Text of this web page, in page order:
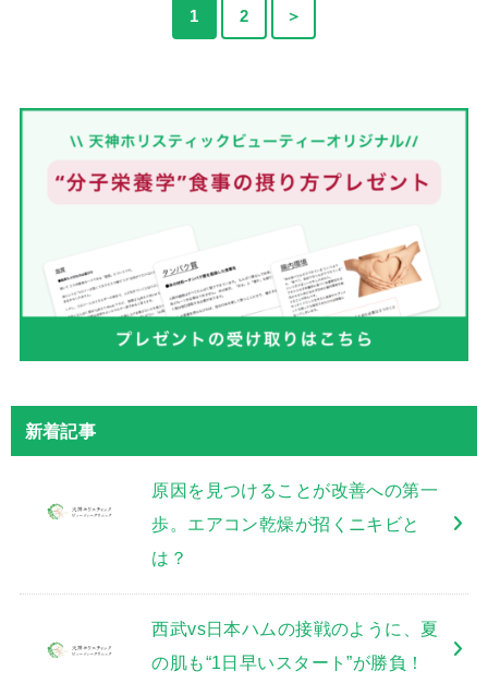
1 2 ＞
新着記事
原因を見つけることが改善への第一
歩。エアコン乾燥が招くニキビと
は？
西武vs日本ハムの接戦のように、夏
の肌も“1日早いスタート”が勝負！